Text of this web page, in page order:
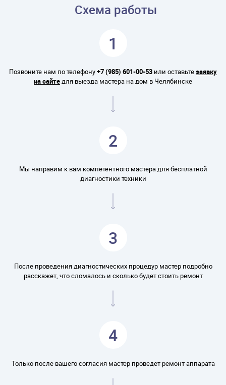
Схема работы
1
Позвоните нам по телефону+7 (985) 601-00-53 или оставьтезаявку
на сайтедля выезда мастера на дом в Челябинске
2
Мы направим к вам компетентного мастера для бесплатной
диагностики техники
3
После проведения диагностических процедур мастер подробно
расскажет, что сломалось и сколько будет стоить ремонт
4
Только после вашего согласия мастер проведет ремонт аппарата